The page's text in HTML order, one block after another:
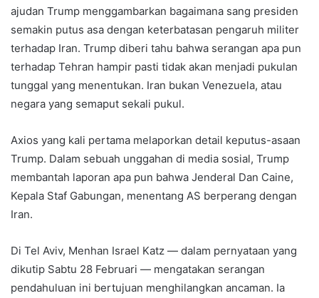
ajudan Trump menggambarkan bagaimana sang presiden
semakin putus asa dengan keterbatasan pengaruh militer
terhadap Iran. Trump diberi tahu bahwa serangan apa pun
terhadap Tehran hampir pasti tidak akan menjadi pukulan
tunggal yang menentukan. Iran bukan Venezuela, atau
negara yang semaput sekali pukul.
Axios yang kali pertama melaporkan detail keputus-asaan
Trump. Dalam sebuah unggahan di media sosial, Trump
membantah laporan apa pun bahwa Jenderal Dan Caine,
Kepala Staf Gabungan, menentang AS berperang dengan
Iran.
Di Tel Aviv, Menhan Israel Katz — dalam pernyataan yang
dikutip Sabtu 28 Februari — mengatakan serangan
pendahuluan ini bertujuan menghilangkan ancaman. Ia